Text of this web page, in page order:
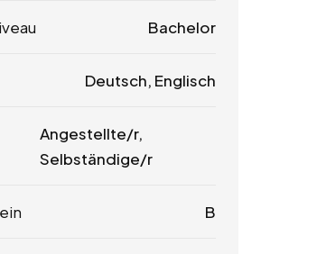
Bachelor
Deutsch, Englisch
Angestellte/r,
Selbständige/r
B